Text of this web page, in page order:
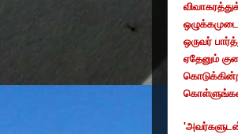
ஒருவர்
ஏதேனும்
'